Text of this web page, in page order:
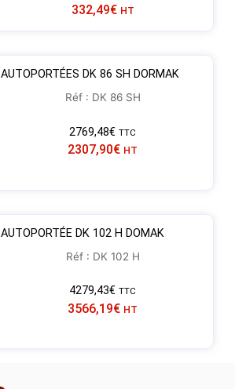
332,49€ HT
AUTOPORTÉES DK 86 SH DORMAK
Réf : DK 86 SH
2769,48€ TTC
2307,90€ HT
AUTOPORTÉE DK 102 H DOMAK
Réf : DK 102 H
4279,43€ TTC
3566,19€ HT